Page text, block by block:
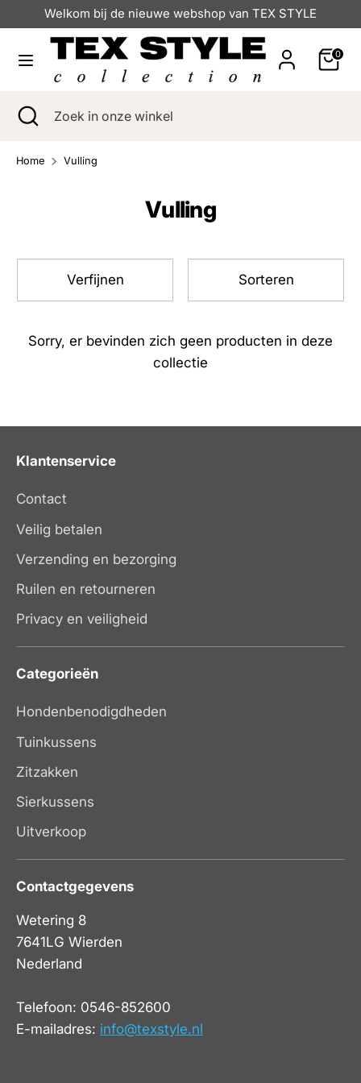
naar
inhoud
Welkom bij de nieuwe webshop van TEX STYLE
0
ZoekenZoek
onze
Zoeken
Zoek
onze
Zoekopdracht
sluiten
Home Vulling
Vulling
Verfijnen Sorteren
Sorry, er bevinden zich geen producten in deze
collectie
Klantenservice
Contact
Veilig betalen
Verzending en bezorging
Ruilen en retourneren
Privacy en veiligheid
Categorieën
Hondenbenodigdheden
Tuinkussens
Zitzakken
Sierkussens
Uitverkoop
Contactgegevens
Wetering 8
7641LG Wierden
Nederland
Telefoon: 0546-852600
E-mailadres: info@texstyle.nl